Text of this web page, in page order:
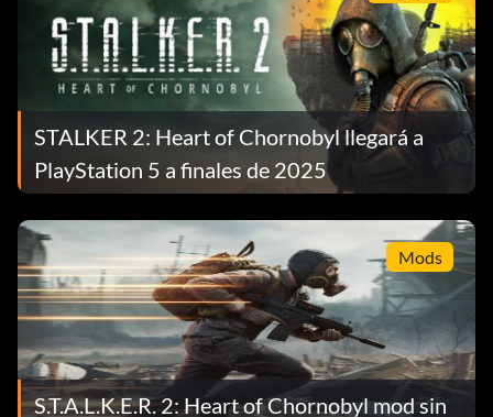
STALKER 2: Heart of Chornobyl llegará a
PlayStation 5 a finales de 2025
Mods
S.T.A.L.K.E.R. 2: Heart of Chornobyl mod sin